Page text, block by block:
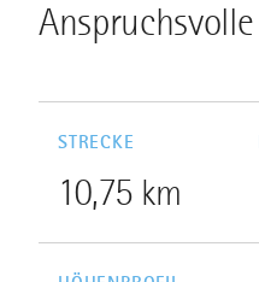
STRECKE
10,75 km